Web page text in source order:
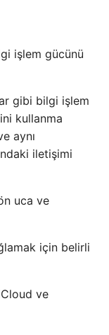
işlem gücünü
gibi bilgi işlem
kullanma
aynı
iletişimi
uca ve
için belirli
ve